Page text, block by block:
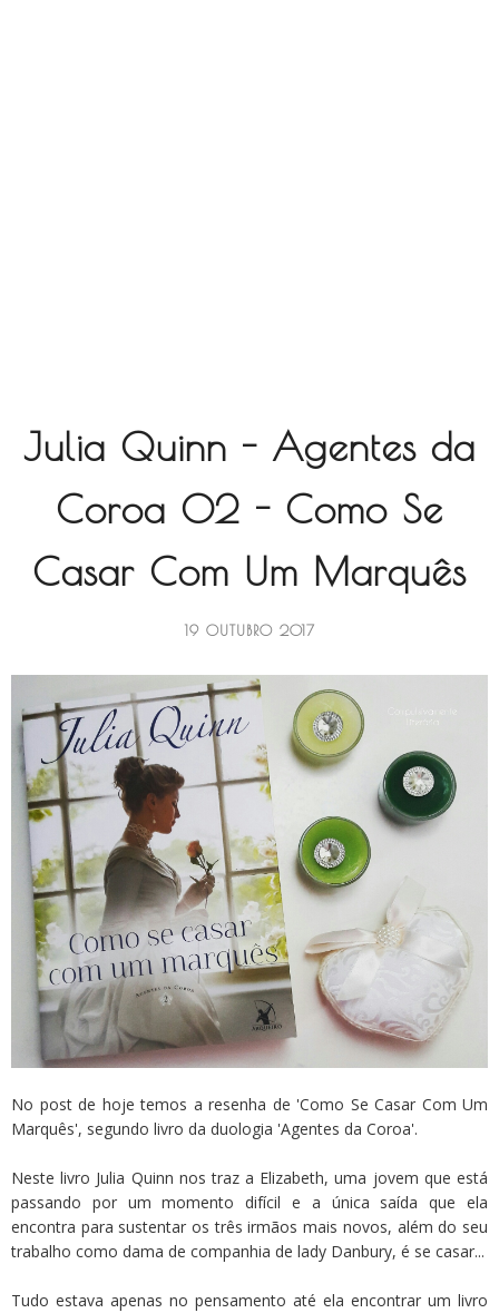
Julia Quinn - Agentes da
Coroa 02 - Como Se
Casar Com Um Marquês
19 OUTUBRO 2017
No post de hoje temos a resenha de 'Como Se Casar Com Um
Marquês', segundo livro da duologia 'Agentes da Coroa'.
Neste livro Julia Quinn nos traz a Elizabeth, uma jovem que está
passando por um momento difícil e a única saída que ela
encontra para sustentar os três irmãos mais novos, além do seu
trabalho como dama de companhia de lady Danbury, é se casar...
Tudo estava apenas no pensamento até ela encontrar um livro